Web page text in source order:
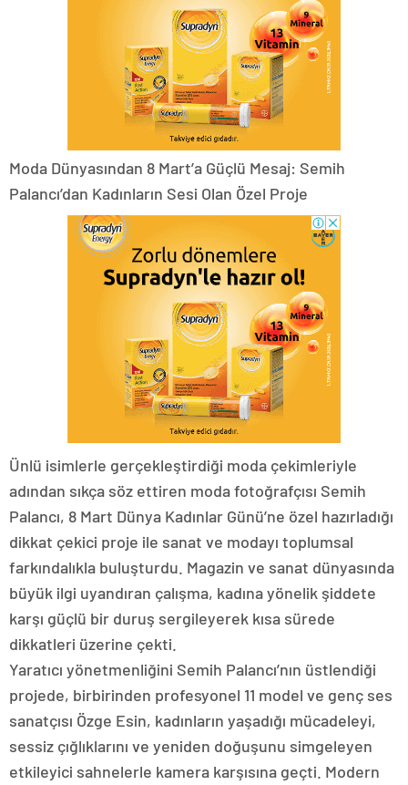
Moda Dünyasından 8 Mart’a Güçlü Mesaj: Semih
Palancı’dan Kadınların Sesi Olan Özel Proje
Ünlü isimlerle gerçekleştirdiği moda çekimleriyle
adından sıkça söz ettiren moda fotoğrafçısı Semih
Palancı, 8 Mart Dünya Kadınlar Günü’ne özel hazırladığı
dikkat çekici proje ile sanat ve modayı toplumsal
farkındalıkla buluşturdu. Magazin ve sanat dünyasında
büyük ilgi uyandıran çalışma, kadına yönelik şiddete
karşı güçlü bir duruş sergileyerek kısa sürede
dikkatleri üzerine çekti.
Yaratıcı yönetmenliğini Semih Palancı’nın üstlendiği
projede, birbirinden profesyonel 11 model ve genç ses
sanatçısı Özge Esin, kadınların yaşadığı mücadeleyi,
sessiz çığlıklarını ve yeniden doğuşunu simgeleyen
etkileyici sahnelerle kamera karşısına geçti. Modern